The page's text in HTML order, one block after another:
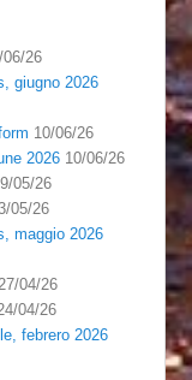
06/26
giugno 2026
10/06/26
2026 10/06/26
05/26
05/26
maggio 2026
27/04/26
04/26
febrero 2026